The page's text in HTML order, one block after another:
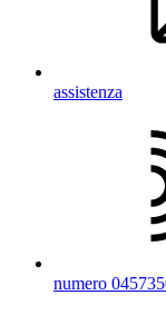
assistenza
numero